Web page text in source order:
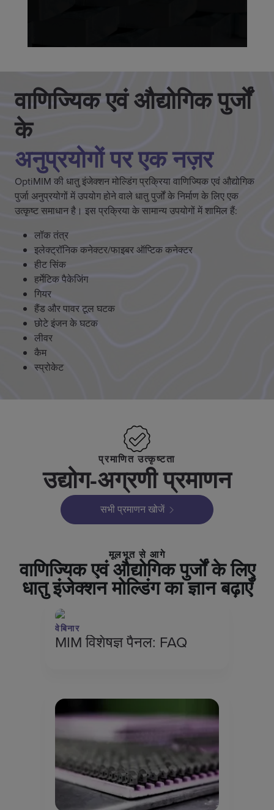
वाणिज्यिक एवं औद्योगिक पुर्जों
के
अनुप्रयोगों पर एक नज़र
OptiMIM की धातु इंजेक्शन मोल्डिंग प्रक्रिया वाणिज्यिक एवं औद्योगिक
पुर्जा अनुप्रयोगों में उपयोग होने वाले धातु पुर्जों के निर्माण के लिए एक
उत्कृष्ट समाधान है। इस प्रक्रिया के सामान्य उपयोगों में शामिल हैं:
लॉक तंत्र
इलेक्ट्रॉनिक कनेक्टर/फाइबर ऑप्टिक कनेक्टर
हीट सिंक
हर्मेटिक पैकेजिंग
गियर
हैंड और पावर टूल घटक
छोटे इंजन के घटक
लीवर
कैम
स्प्रोकेट
प्रमाणित उत्कृष्टता
उद्योग-अग्रणी प्रमाणन
सभी प्रमाणन खोजें
मूलभूत से आगे
वाणिज्यिक एवं औद्योगिक पुर्जों के लिए
धातु इंजेक्शन मोल्डिंग का ज्ञान बढ़ाएँ
वेबिनार
MIM विशेषज्ञ पैनल: FAQ